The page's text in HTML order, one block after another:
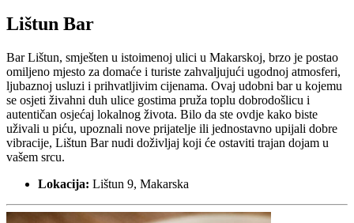
Lištun Bar
Bar Lištun, smješten u istoimenoj ulici u Makarskoj, brzo je postao
omiljeno mjesto za domaće i turiste zahvaljujući ugodnoj atmosferi,
ljubaznoj usluzi i prihvatljivim cijenama. Ovaj udobni bar u kojemu
se osjeti živahni duh ulice gostima pruža toplu dobrodošlicu i
autentičan osjećaj lokalnog života. Bilo da ste ovdje kako biste
uživali u piću, upoznali nove prijatelje ili jednostavno upijali dobre
vibracije, Lištun Bar nudi doživljaj koji će ostaviti trajan dojam u
vašem srcu.
Lokacija: Lištun 9, Makarska